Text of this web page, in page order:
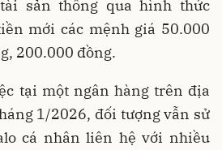
sản thông qua hình thức
mới các mệnh giá 50.000
200.000 đồng.
tại một ngân hàng trên địa
1/2026, đối tượng vẫn sử
cá nhân liên hệ với nhiều